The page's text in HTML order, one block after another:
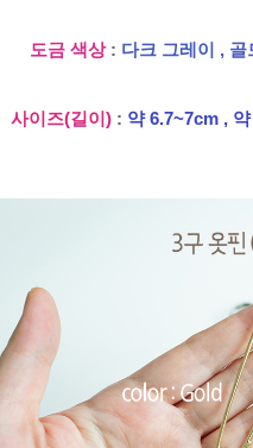
도금 색상: 다크 그레이 , 골
사이즈(길이): 약 6.7~7cm ,